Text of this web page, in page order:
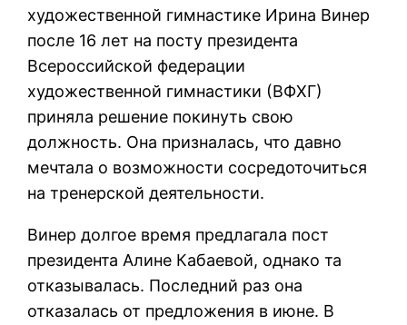
художественной гимнастике Ирина Винер
после 16 лет на посту президента
Всероссийской федерации
художественной гимнастики (ВФХГ)
приняла решение покинуть свою
должность. Она призналась, что давно
мечтала о возможности сосредоточиться
на тренерской деятельности.
Винер долгое время предлагала пост
президента Алине Кабаевой, однако та
отказывалась. Последний раз она
отказалась от предложения в июне. В